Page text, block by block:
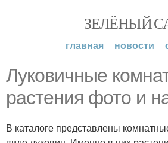
ЗЕЛЁНЫЙ
главная новости
Луковичные
растения фото и
В каталоге представлены